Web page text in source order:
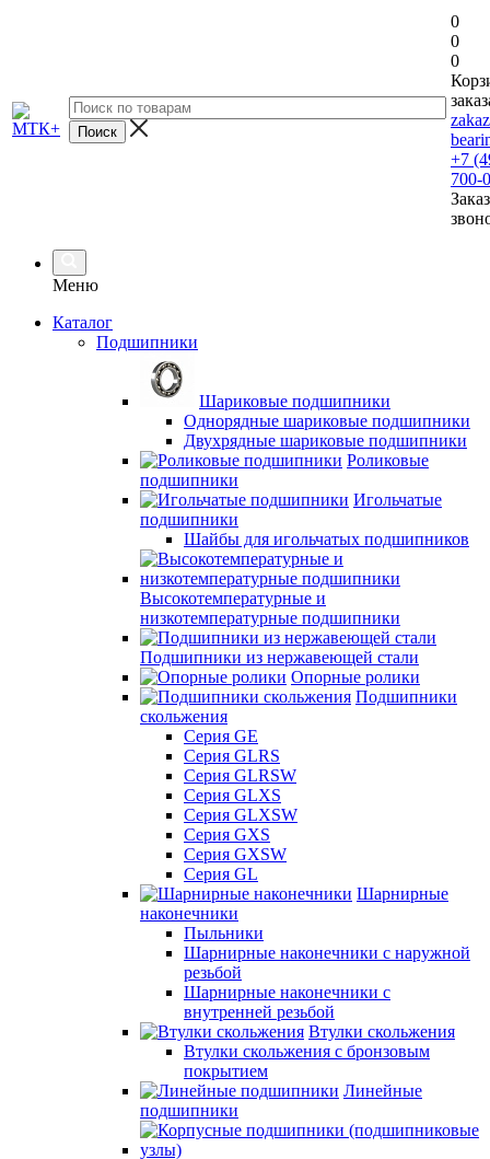
0
0
0
+7
700-
Меню
Каталог
Подшипники
Шариковые подшипники
Однорядные шариковые подшипники
Двухрядные шариковые подшипники
Роликовые
подшипники
Игольчатые
подшипники
Шайбы для игольчатых подшипников
Высокотемпературные и
низкотемпературные подшипники
Подшипники из нержавеющей стали
Опорные ролики
Подшипники
скольжения
Серия GE
Серия GLRS
Серия GLRSW
Серия GLXS
Серия GLXSW
Серия GXS
Серия GXSW
Серия GL
Шарнирные
наконечники
Пыльники
Шарнирные наконечники с наружной
резьбой
Шарнирные наконечники с
внутренней резьбой
Втулки скольжения
Втулки скольжения с бронзовым
покрытием
Линейные
подшипники